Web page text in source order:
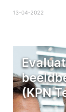
13-04-2022
(KPN